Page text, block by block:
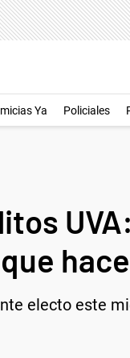
Ya Policiales
electo este